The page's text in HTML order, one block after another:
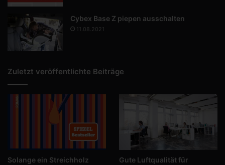
Cybex Base Z piepen ausschalten
11.08.2021
Zuletzt veröffentlichte Beiträge
Solange ein Streichholz
Gute Luftqualität für